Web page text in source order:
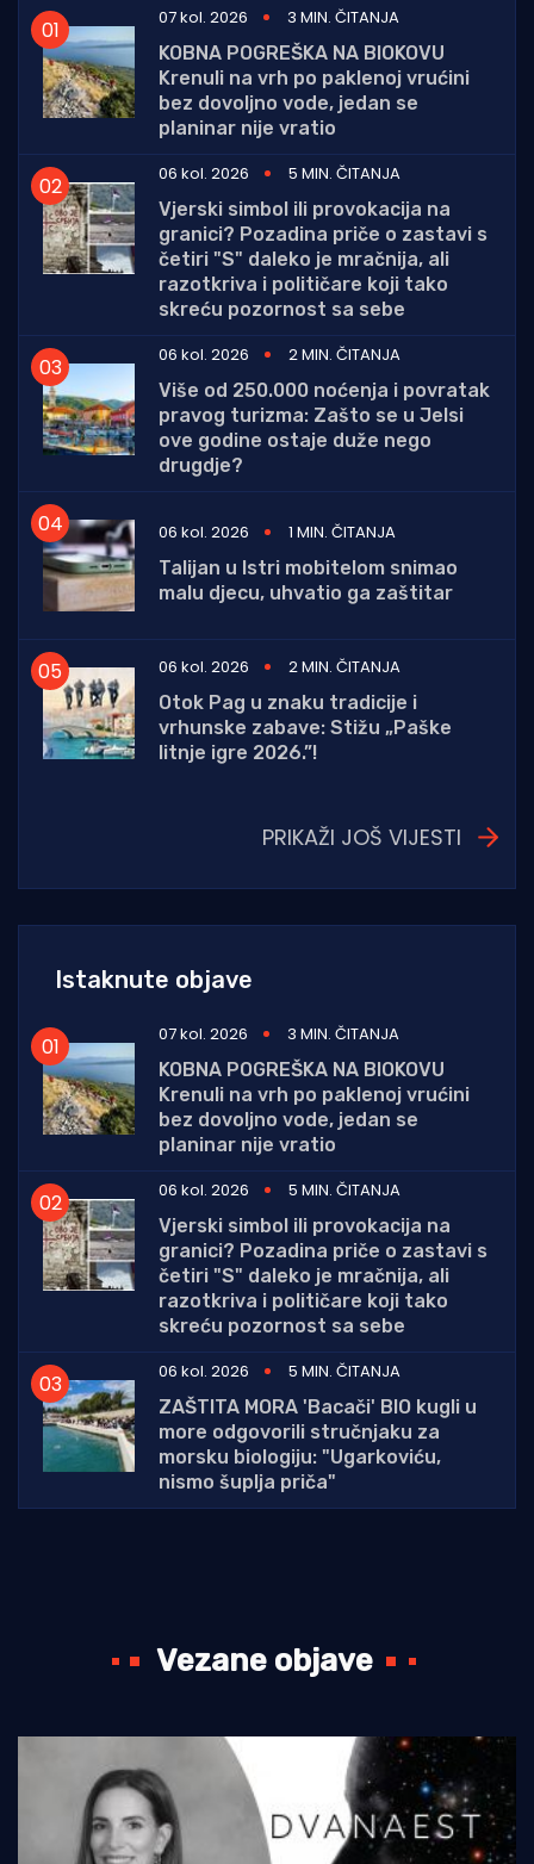
07 kol. 2026
3 MIN. ČITANJA
KOBNA POGREŠKA NA BIOKOVU
Krenuli na vrh po paklenoj vrućini
bez dovoljno vode, jedan se
planinar nije vratio
06 kol. 2026
5 MIN. ČITANJA
Vjerski simbol ili provokacija na
granici? Pozadina priče o zastavi s
četiri "S" daleko je mračnija, ali
razotkriva i političare koji tako
skreću pozornost sa sebe
06 kol. 2026
2 MIN. ČITANJA
Više od 250.000 noćenja i povratak
pravog turizma: Zašto se u Jelsi
ove godine ostaje duže nego
drugdje?
06 kol. 2026
1 MIN. ČITANJA
Talijan u Istri mobitelom snimao
malu djecu, uhvatio ga zaštitar
06 kol. 2026
2 MIN. ČITANJA
Otok Pag u znaku tradicije i
vrhunske zabave: Stižu „Paške
litnje igre 2026.”!
PRIKAŽI JOŠ VIJESTI
Istaknute objave
07 kol. 2026
3 MIN. ČITANJA
KOBNA POGREŠKA NA BIOKOVU
Krenuli na vrh po paklenoj vrućini
bez dovoljno vode, jedan se
planinar nije vratio
06 kol. 2026
5 MIN. ČITANJA
Vjerski simbol ili provokacija na
granici? Pozadina priče o zastavi s
četiri "S" daleko je mračnija, ali
razotkriva i političare koji tako
skreću pozornost sa sebe
06 kol. 2026
5 MIN. ČITANJA
ZAŠTITA MORA 'Bacači' BIO kugli u
more odgovorili stručnjaku za
morsku biologiju: "Ugarkoviću,
nismo šuplja priča"
Vezane objave